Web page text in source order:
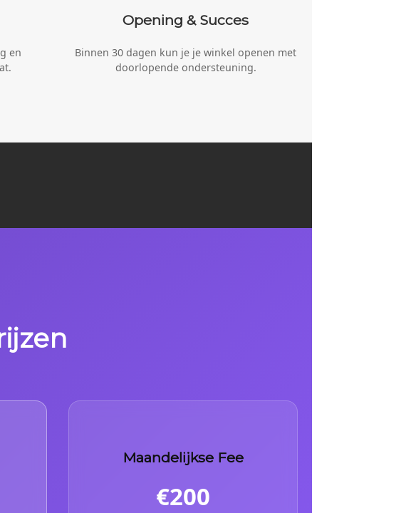
en
Opening & Succes
Binnen 30 dagen kun je je winkel openen met
doorlopende ondersteuning.
Maandelijkse Fee
€200